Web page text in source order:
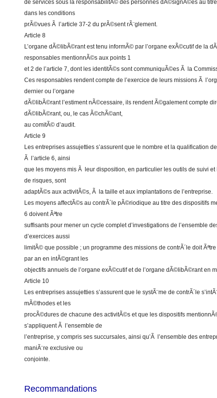
de services sous la responsabilitÃ© des personnes dÃ©signÃ©es au
dans les conditions
prÃ©vues Ã l’article 37-2 du prÃ©sent rÃ¨glement.
Article 8
L’organe dÃ©libÃ©rant est tenu informÃ© par l’organe exÃ©cutif de la
responsables mentionnÃ©s aux points 1
et 2 de l’article 7, dont les identitÃ©s sont communiquÃ©es Ã la
Ces responsables rendent compte de l’exercice de leurs missions Ã
dernier ou l’organe
dÃ©libÃ©rant l’estiment nÃ©cessaire, ils rendent Ã©galement compte
dÃ©libÃ©rant, ou, le cas Ã©chÃ©ant,
au comitÃ© d’audit.
Article 9
Les entreprises assujetties s’assurent que le nombre et la qualification
Ã l’article 6, ainsi
que les moyens mis Ã leur disposition, en particulier les outils de suivi et
de risques, sont
adaptÃ©s aux activitÃ©s, Ã la taille et aux implantations de l’entreprise.
Les moyens affectÃ©s au contrÃ´le pÃ©riodique au titre des dispositifs
6 doivent Ãªtre
suffisants pour mener un cycle complet d’investigations de l’ensemble
d’exercices aussi
limitÃ© que possible ; un programme des missions de contrÃ´le doit
par an en intÃ©grant les
objectifs annuels de l’organe exÃ©cutif et de l’organe dÃ©libÃ©rant en
Article 10
Les entreprises assujetties s’assurent que le systÃ¨me de contrÃ´le
mÃ©thodes et les
procÃ©dures de chacune des activitÃ©s et que les dispositifs
s’appliquent Ã l’ensemble de
l’entreprise, y compris ses succursales, ainsi qu’Ã l’ensemble des
maniÃ¨re exclusive ou
conjointe.
Recommandations